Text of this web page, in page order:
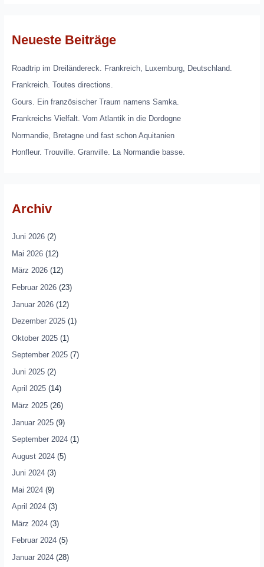
Neueste Beiträge
Roadtrip im Dreiländereck. Frankreich, Luxemburg, Deutschland.
Frankreich. Toutes directions.
Gours. Ein französischer Traum namens Samka.
Frankreichs Vielfalt. Vom Atlantik in die Dordogne
Normandie, Bretagne und fast schon Aquitanien
Honfleur. Trouville. Granville. La Normandie basse.
Archiv
Juni 2026(2)
Mai 2026(12)
März 2026(12)
Februar 2026(23)
Januar 2026(12)
Dezember 2025(1)
Oktober 2025(1)
September 2025(7)
Juni 2025(2)
April 2025(14)
März 2025(26)
Januar 2025(9)
September 2024(1)
August 2024(5)
Juni 2024(3)
Mai 2024(9)
April 2024(3)
März 2024(3)
Februar 2024(5)
Januar 2024(28)